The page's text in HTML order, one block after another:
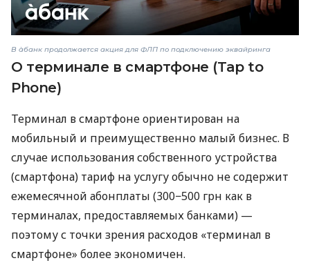
В àбанк продолжается акция для ФЛП по подключению эквайринга
О терминале в смартфоне (Tap to
Phone)
Терминал в смартфоне ориентирован на
мобильный и преимущественно малый бизнес. В
случае использования собственного устройства
(смартфона) тариф на услугу обычно не содержит
ежемесячной абонплаты (300−500 грн как в
терминалах, предоставляемых банками) —
поэтому с точки зрения расходов «терминал в
смартфоне» более экономичен.